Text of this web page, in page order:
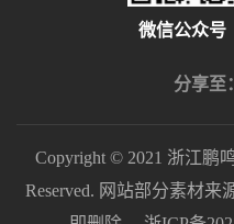
微信公众号
分享至：
Copyright © 2021 浙江鹏
Reserved. 网站部分素材